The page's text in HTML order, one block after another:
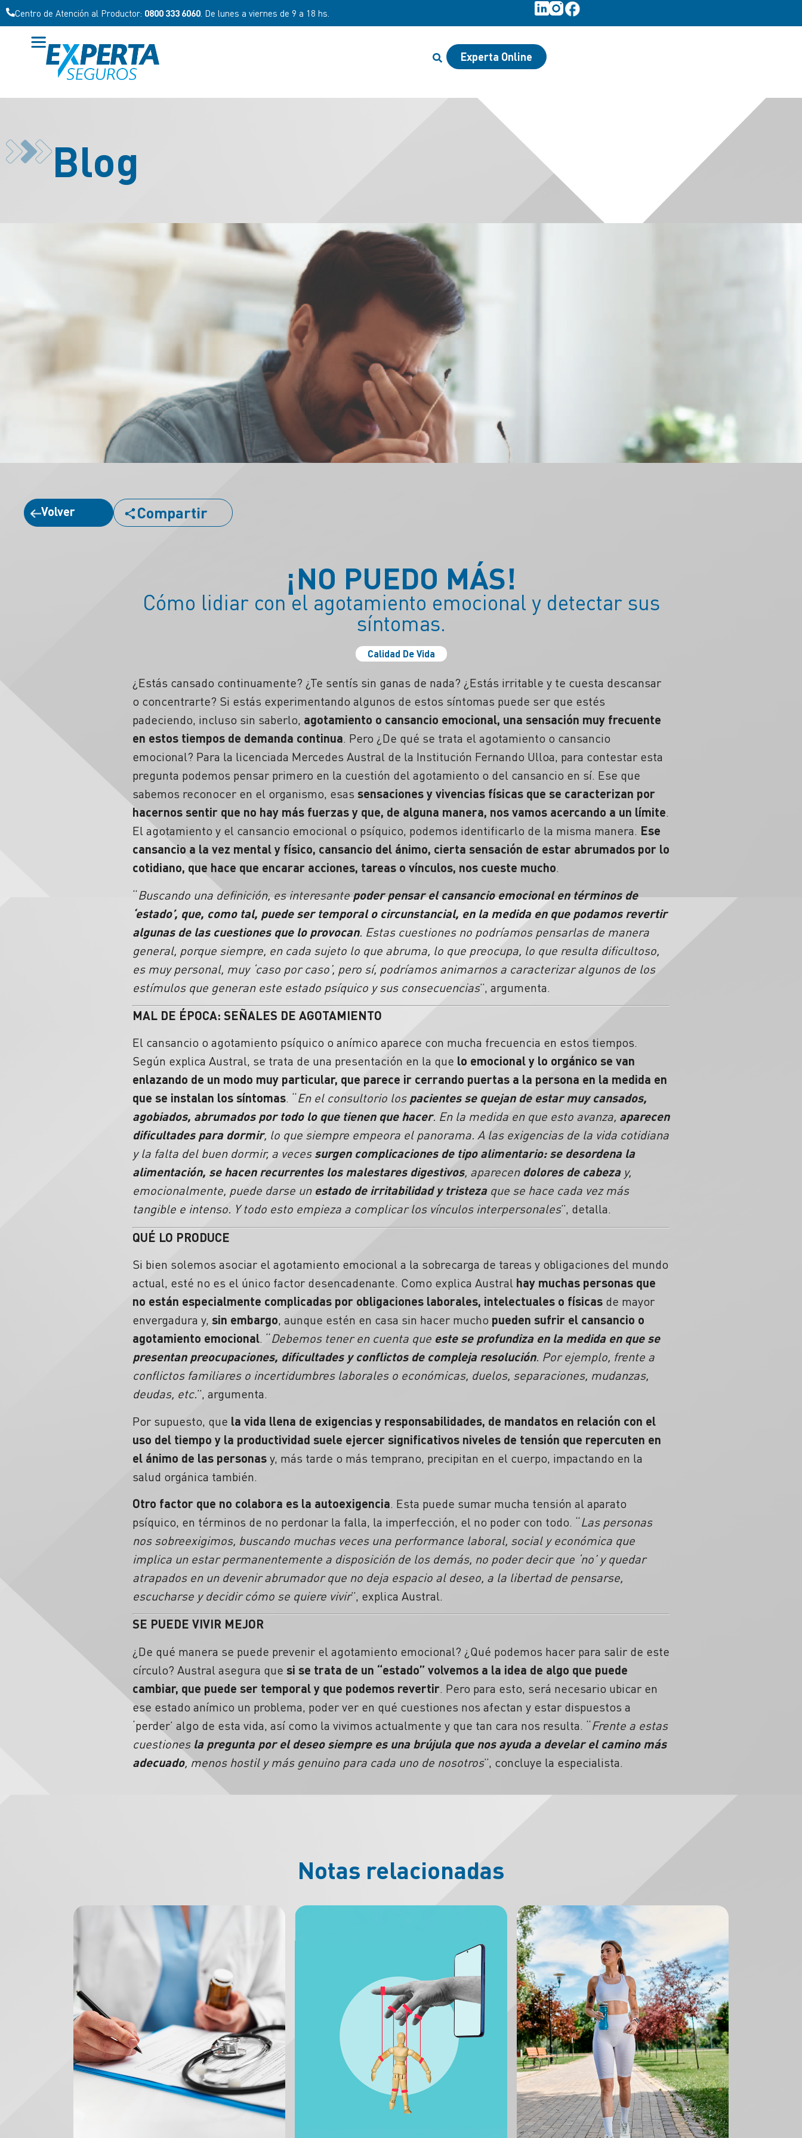
Centro de Atención al Cliente:0800 777 7278. De lunes a viernes de 8 a 20 hs y sábados de 8 a 12 hs
Experta Online
Blog
Volver Compartir
¡NO PUEDO MÁS!
Cómo lidiar con el agotamiento emocional y detectar sus
síntomas.
Calidad De Vida
¿Estás cansado continuamente? ¿Te sentís sin ganas de nada? ¿Estás irritable y te cuesta descansar
o concentrarte? Si estás experimentando algunos de estos síntomas puede ser que estés
padeciendo, incluso sin saberlo, agotamiento o cansancio emocional, una sensación muy frecuente
en estos tiempos de demanda continua. Pero ¿De qué se trata el agotamiento o cansancio
emocional? Para la licenciada Mercedes Austral de la Institución Fernando Ulloa, para contestar esta
pregunta podemos pensar primero en la cuestión del agotamiento o del cansancio en sí. Ese que
sabemos reconocer en el organismo, esas sensaciones y vivencias físicas que se caracterizan por
hacernos sentir que no hay más fuerzas y que, de alguna manera, nos vamos acercando a un límite.
El agotamiento y el cansancio emocional o psíquico, podemos identificarlo de la misma manera. Ese
cansancio a la vez mental y físico, cansancio del ánimo, cierta sensación de estar abrumados por lo
cotidiano, que hace que encarar acciones, tareas o vínculos, nos cueste mucho.
“Buscando una definición, es interesantepoder pensar el cansancio emocional en términos de
‘estado’, que, como tal, puede ser temporal o circunstancial, en la medida en que podamos revertir
algunas de las cuestiones que lo provocan. Estas cuestiones no podríamos pensarlas de manera
general, porque siempre, en cada sujeto lo que abruma, lo que preocupa, lo que resulta dificultoso,
es muy personal, muy ‘caso por caso’, pero sí, podríamos animarnos a caracterizar algunos de los
estímulos que generan este estado psíquico y sus consecuencias”, argumenta.
MAL DE ÉPOCA: SEÑALES DE AGOTAMIENTO
El cansancio o agotamiento psíquico o anímico aparece con mucha frecuencia en estos tiempos.
Según explica Austral, se trata de una presentación en la que lo emocional y lo orgánico se van
enlazando de un modo muy particular, que parece ir cerrando puertas a la persona en la medida en
que se instalan los síntomas. “En el consultorio los pacientes se quejan de estar muy cansados,
agobiados, abrumados por todo lo que tienen que hacer. En la medida en que esto avanza, aparecen
dificultades para dormir, lo que siempre empeora el panorama. A las exigencias de la vida cotidiana
y la falta del buen dormir, a veces surgen complicaciones de tipo alimentario: se desordena la
alimentación, se hacen recurrentes los malestares digestivos, aparecen dolores de cabezay,
emocionalmente, puede darse un estado de irritabilidad y tristezaque se hace cada vez más
tangible e intenso. Y todo esto empieza a complicar los vínculos interpersonales”, detalla.
QUÉ LO PRODUCE
Si bien solemos asociar el agotamiento emocional a la sobrecarga de tareas y obligaciones del mundo
actual, esté no es el único factor desencadenante. Como explica Austral hay muchas personas que
no están especialmente complicadas por obligaciones laborales, intelectuales o físicas de mayor
envergadura y, sin embargo, aunque estén en casa sin hacer mucho pueden sufrir el cansancio o
agotamiento emocional. “Debemos tener en cuenta que este se profundiza en la medida en que se
presentan preocupaciones, dificultades y conflictos de compleja resolución. Por ejemplo, frente a
conflictos familiares o incertidumbres laborales o económicas, duelos, separaciones, mudanzas,
deudas, etc.”, argumenta.
Por supuesto, que la vida llena de exigencias y responsabilidades, de mandatos en relación con el
uso del tiempo y la productividad suele ejercer significativos niveles de tensión que repercuten en
el ánimo de las personas y, más tarde o más temprano, precipitan en el cuerpo, impactando en la
salud orgánica también.
Otro factor que no colabora es la autoexigencia. Esta puede sumar mucha tensión al aparato
psíquico, en términos de no perdonar la falla, la imperfección, el no poder con todo. “Las personas
nos sobreexigimos, buscando muchas veces una performance laboral, social y económica que
implica un estar permanentemente a disposición de los demás, no poder decir que ‘no’ y quedar
atrapados en un devenir abrumador que no deja espacio al deseo, a la libertad de pensarse,
escucharse y decidir cómo se quiere vivir”, explica Austral.
SE PUEDE VIVIR MEJOR
¿De qué manera se puede prevenir el agotamiento emocional? ¿Qué podemos hacer para salir de este
círculo? Austral asegura que si se trata de un “estado” volvemos a la idea de algo que puede
cambiar, que puede ser temporal y que podemos revertir. Pero para esto, será necesario ubicar en
ese estado anímico un problema, poder ver en qué cuestiones nos afectan y estar dispuestos a
‘perder’ algo de esta vida, así como la vivimos actualmente y que tan cara nos resulta. “Frente a estas
cuestiones la pregunta por el deseo siempre es una brújula que nos ayuda a develar el camino más
adecuado, menos hostil y más genuino para cada uno de nosotros”, concluye la especialista.
Notas relacionadas